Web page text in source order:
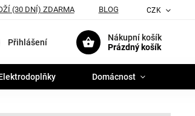
(30 DNÍ) ZDARMA BLOG CZK
Nákupní košík
Prázdný košík
Přihlášení
Domácnost